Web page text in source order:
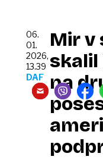
Mir v
skalil
na
06.
01.
2026,
13.39
DAF